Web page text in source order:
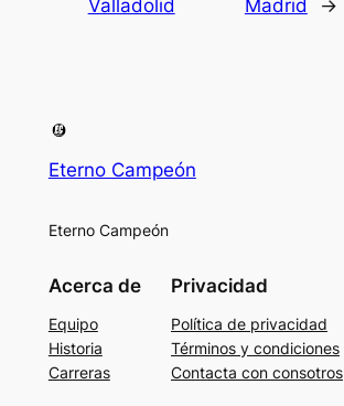
Valladolid Madrid →
Eterno Campeón
Eterno Campeón
Acerca de
Equipo
Historia
Carreras
Privacidad
Política de privacidad
Términos y condiciones
Contacta con consotros